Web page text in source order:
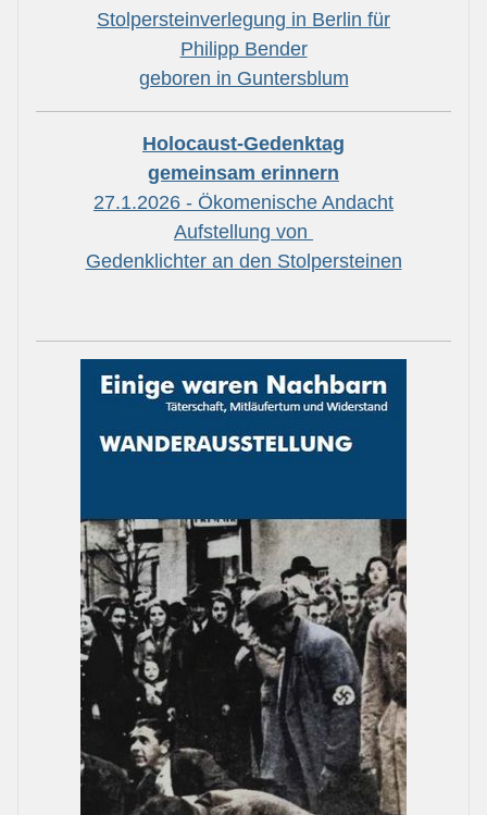
Stolpersteinverlegung in Berlin für
Philipp Bender
geboren in Guntersblum
Holocaust-Gedenktag
gemeinsam erinnern
27.1.2026 - Ökomenische Andacht
Aufstellung von
Gedenklichter an den Stolpersteinen